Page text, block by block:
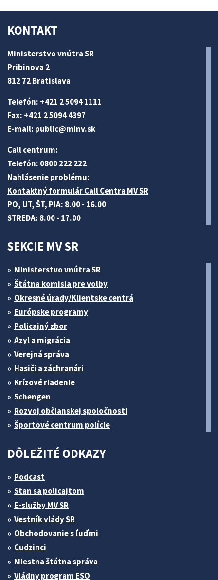
KONTAKT
Ministerstvo vnútra SR
Pribinova 2
812 72 Bratislava
Telefón: +421 2 5094 1111
Fax: +421 2 5094 4397
E-mail: public@minv.sk
Call centrum:
Telefón: 0800 222 222
Nahlásenie problému:
Kontaktný formulár Call Centra MV SR
PO, UT, ŠT, PIA: 8.00 - 16.00
STREDA: 8.00 - 17.00
SEKCIE MV SR
Ministerstvo vnútra SR
Štátna komisia pre volby
Okresné úrady/Klientske centrá
Európske programy
Policajný zbor
Azyl a migrácia
Verejná správa
Hasiči a záchranári
Krízové riadenie
Schengen
Rozvoj občianskej spoločnosti
Športové centrum polície
DÔLEŽITÉ ODKAZY
Podcast
Stan sa policajtom
E-služby MV SR
Vestník vlády SR
Obchodovanie s ľuďmi
Cudzinci
Miestna štátna správa
Vládny program ESO